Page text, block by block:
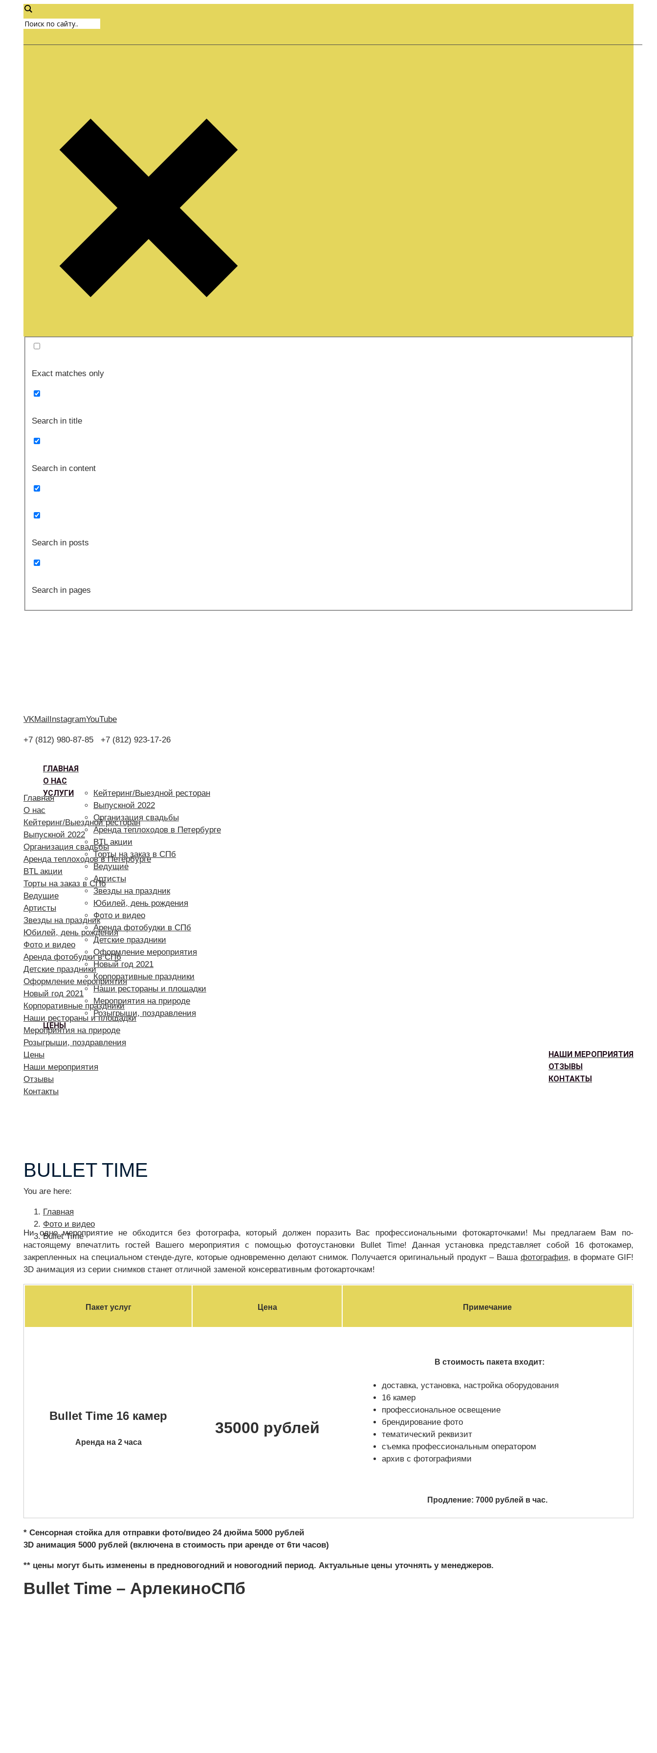
Exact matches only
Search in title
Search in content
Search in posts
Search in pages
VKMailInstagramYouTube
+7 (812) 980-87-85 +7 (812) 923-17-26
ГЛАВНАЯ
О НАС
УСЛУГИ
Кейтеринг/Выездной ресторан
Выпускной 2022
Организация свадьбы
Аренда теплоходов в Петербурге
BTL акции
Торты на заказ в СПб
Ведущие
Артисты
Звезды на праздник
Юбилей, день рождения
Фото и видео
Аренда фотобудки в СПб
Детские праздники
Оформление мероприятия
Новый год 2021
Корпоративные праздники
Наши рестораны и площадки
Мероприятия на природе
Розыгрыши, поздравления
ЦЕНЫ
НАШИ МЕРОПРИЯТИЯ
ОТЗЫВЫ
КОНТАКТЫ
Главная
О нас
Кейтеринг/Выездной ресторан
Выпускной 2022
Организация свадьбы
Аренда теплоходов в Петербурге
BTL акции
Торты на заказ в СПб
Ведущие
Артисты
Звезды на праздник
Юбилей, день рождения
Фото и видео
Аренда фотобудки в СПб
Детские праздники
Оформление мероприятия
Новый год 2021
Корпоративные праздники
Наши рестораны и площадки
Мероприятия на природе
Розыгрыши, поздравления
Цены
Наши мероприятия
Отзывы
Контакты
BULLET TIME
You are here:
Главная
Фото и видео
Bullet Time
Ни одно мероприятие не обходится без фотографа, который должен поразить Вас профессиональными фотокарточками! Мы предлагаем Вам по-
настоящему впечатлить гостей Вашего мероприятия с помощью фотоустановки Bullet Time! Данная установка представляет собой 16 фотокамер,
закрепленных на специальном стенде-дуге, которые одновременно делают снимок. Получается оригинальный продукт – Ваша фотография, в формате GIF!
3D анимация из серии снимков станет отличной заменой консервативным фотокарточкам!
Пакет услуг Цена Примечание
Bullet Time 16 камер
Аренда на 2 часа
35000 рублей
В стоимость пакета входит:
доставка, установка, настройка оборудования
16 камер
профессиональное освещение
брендирование фото
тематический реквизит
съемка профессиональным оператором
архив с фотографиями
Продление: 7000 рублей в час.
* Сенсорная стойка для отправки фото/видео 24 дюйма 5000 рублей
3D анимация 5000 рублей (включена в стоимость при аренде от 6ти часов)
** цены могут быть изменены в предновогодний и новогодний период. Актуальные цены уточнять у менеджеров.
Bullet Time – АрлекиноСПб